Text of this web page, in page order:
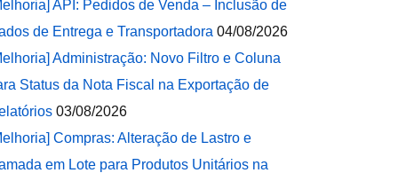
API: Pedidos de Venda – Inclusão de
de Entrega e Transportadora 04/08/2026
Administração: Novo Filtro e Coluna
Status da Nota Fiscal na Exportação de
03/08/2026
Compras: Alteração de Lastro e
em Lote para Produtos Unitários na